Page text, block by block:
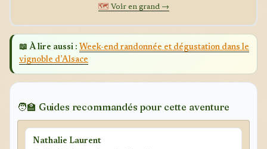
🗺️ Voir en grand →
📖 À lire aussi : Week-end randonnée et dégustation dans le
vignoble d’Alsace
🧑‍🏫 Guides recommandés pour cette aventure
Nathalie Laurent